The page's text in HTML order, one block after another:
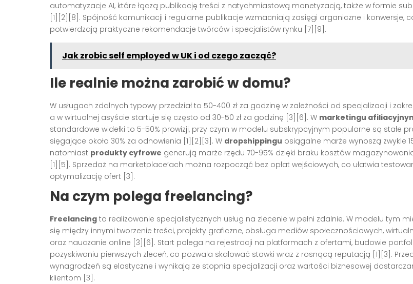
automatyzacje AI, które łączą publikację treści z natychmiastową monetyzacją, także w formie
[1][2][8]. Spójność komunikacji i regularne publikacje wzmacniają zasięgi organiczne i konwersje,
potwierdzają praktyczne rekomendacje twórców i specjalistów rynku [7][9].
Jak zrobic self employed w UK i od czego zacząć?
Ile realnie można zarobić w domu?
W usługach zdalnych typowy przedział to 50-400 zł za godzinę w zależności od specjalizacji i
a w wirtualnej asyście startuje się często od 30-50 zł za godzinę [3][6]. W marketingu
standardowe widełki to 5-50% prowizji, przy czym w modelu subskrypcyjnym popularne są stałe
sięgające około 30% za odnowienia [1][2][3]. W dropshippingu osiągalne marże wynoszą zwykle
natomiast produkty cyfrowe generują marże rzędu 70-95% dzięki braku kosztów magazynowania
[1][5]. Sprzedaż na marketplace’ach można rozpocząć bez opłat wejściowych, co ułatwia
optymalizację ofert [3].
Na czym polega freelancing?
Freelancing to realizowanie specjalistycznych usług na zlecenie w pełni zdalnie. W modelu tym
się między innymi tworzenie treści, projekty graficzne, obsługa mediów społecznościowych,
oraz nauczanie online [3][6]. Start polega na rejestracji na platformach z ofertami, budowie
pozyskiwaniu pierwszych zleceń, co pozwala skalować stawki wraz z rosnącą reputacją [1][3].
wynagrodzeń są elastyczne i wynikają ze stopnia specjalizacji oraz wartości biznesowej
klientom [3].